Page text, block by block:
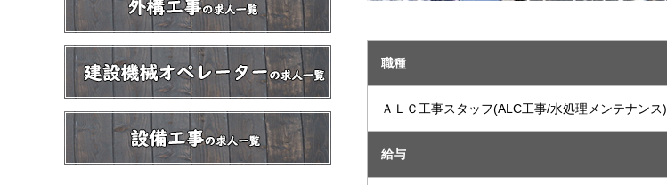
職種
ＡＬＣ工事スタッフ(ALC工事/水処理メンテナンス)
給与